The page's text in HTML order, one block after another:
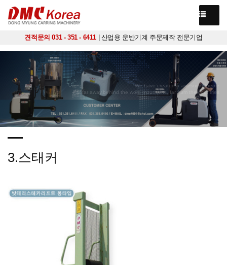
견적문의 031 - 351 - 6411 | 산업용 운반기계 주문제작 전문기업
We have created a awesome theme
Far far away,behind the word mountains, far from the countries
3.스태커